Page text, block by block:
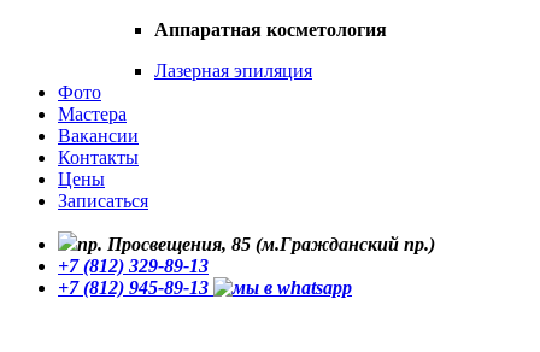
Аппаратная косметология
Лазерная эпиляция
Фото
Мастера
Вакансии
Контакты
Цены
Записаться
пр. Просвещения, 85 (м.Гражданский пр.)
+7 (812) 329-89-13
+7 (812) 945-89-13